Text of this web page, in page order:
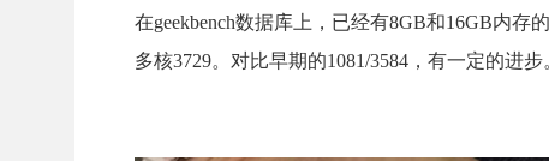
在geekbench数据库上，已经有8GB和16GB内存
多核3729。对比早期的1081/3584，有一定的进步